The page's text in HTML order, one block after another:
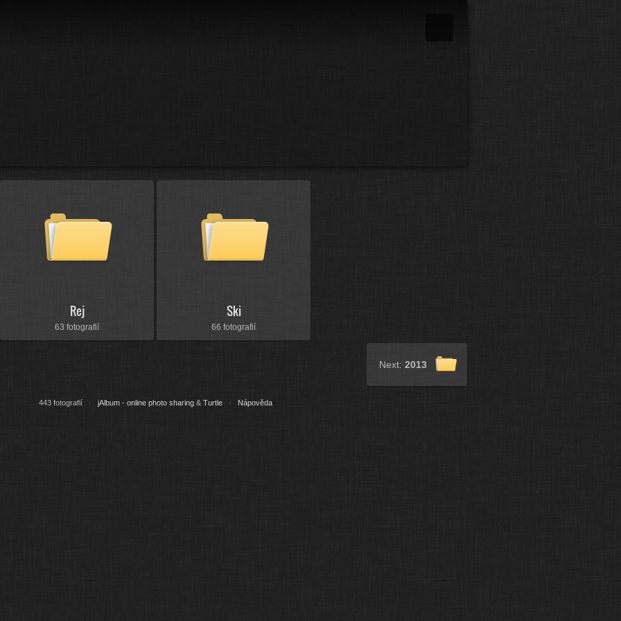
Rej
63 fotografií
Ski
66 fotografií
Next: 2013
443 fotografií · jAlbum - online photo sharing& Turtle· Nápověda